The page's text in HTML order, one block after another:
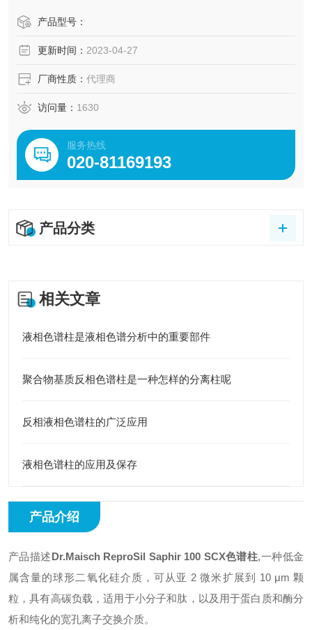
产品型号：
更新时间： 2023-04-27
厂商性质： 代理商
访问量： 1630
服务热线
020-81169193
产品分类
相关文章
液相色谱柱是液相色谱分析中的重要部件
聚合物基质反相色谱柱是一种怎样的分离柱呢
反相液相色谱柱的广泛应用
液相色谱柱的应用及保存
产品介绍
产品描述Dr.Maisch ReproSil Saphir 100 SCX色谱柱,一种低金
属含量的球形二氧化硅介质，可从亚 2 微米扩展到 10 μm 颗
粒，具有高碳负载，适用于小分子和肽，以及用于蛋白质和酶分
析和纯化的宽孔离子交换介质。